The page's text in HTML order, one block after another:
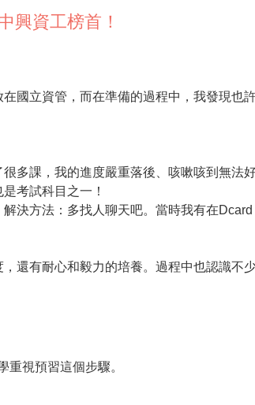
興資工榜首！
國立資管，而在準備的過程中，我發現也
多課，我的進度嚴重落後、咳嗽咳到無法
考試科目之一！
決方法：多找人聊天吧。當時我有在Dcard
還有耐心和毅力的培養。過程中也認識不
視預習這個步驟。